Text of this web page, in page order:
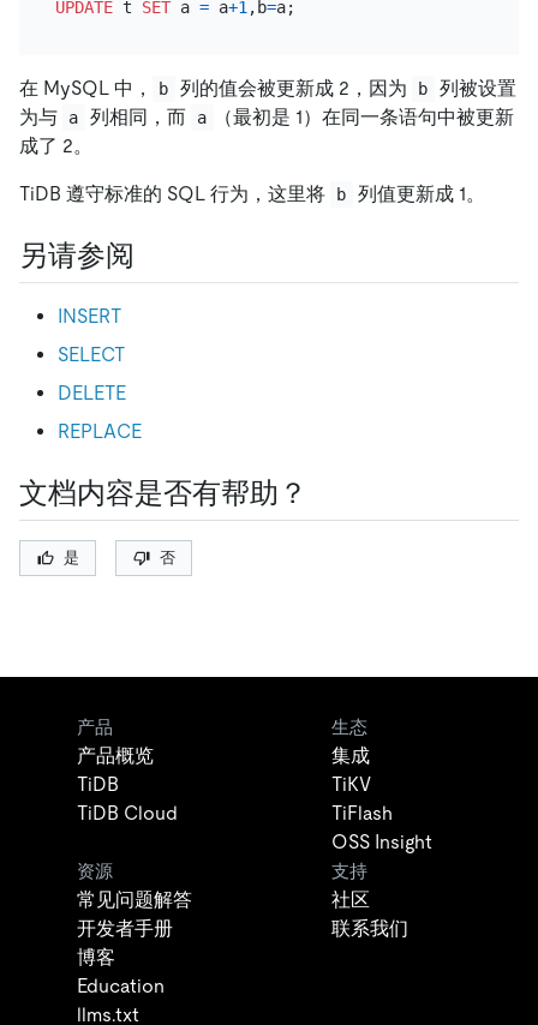
UPDATE t SET a = a+1,b=
在 MySQL 中， b 列的值会被更新成 2，因为 b
列被设置
为与
a 列相同，而 a
（最初是 1）在同一条语句中被更新
成了 2。
TiDB 遵守标准的 SQL 行为，这里将 b 列值更新成 1。
另请参阅
INSERT
SELECT
DELETE
REPLACE
文档内容是否有帮助？
是 否
产品
产品概览
TiDB
TiDB Cloud
生态
集成
TiKV
TiFlash
OSS Insight
资源
常见问题解答
开发者手册
博客
Education
llms.txt
支持
社区
联系我们